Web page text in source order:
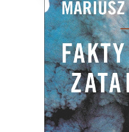
FAKTY
Dlaczego bez
Czym różni się
czytelnikom?
krwią Trumana
powieścią non-
służyć